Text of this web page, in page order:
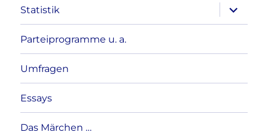
Statistik
anzeigen
Parteiprogramme u. a.
Umfragen
Essays
Das Märchen …